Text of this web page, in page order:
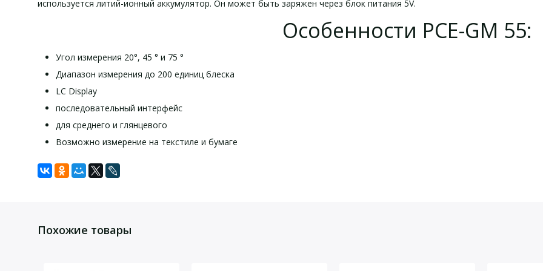
используется литий-ионный аккумулятор. Он может быть заряжен через блок питания 5V.
Особенности PCE-GM 55:
Угол измерения 20°, 45 ° и 75 °
Диапазон измерения до 200 единиц блеска
LC Display
последовательный интерфейс
для среднего и глянцевого
Возможно измерение на текстиле и бумаге
Область измерения
1 х эталонный стандарт
Похожие товары